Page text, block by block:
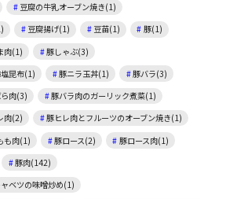
豆腐の牛乳オーブン焼き(1)
豆腐揚げ(1) 豆苗(1)
豚(1)
肉(1)
豚しゃぶ(3)
昆布(1)
豚ニラ玉丼(1)
豚バラ(3)
肉(3)
豚バラ肉のガーリック煮菜(1)
肉(2)
豚ヒレ肉とフルーツのオーブン焼き(1)
も肉(1) 豚ロース(2)
豚ロース肉(1)
豚肉(142)
ベツの味噌炒め(1)